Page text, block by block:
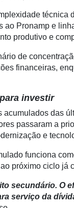
técnica
ao Pronamp e
produtivo e
de
financeiras,
investir
das
passaram a
e
funciona
próximo ciclo já
secundário. O
serviço da